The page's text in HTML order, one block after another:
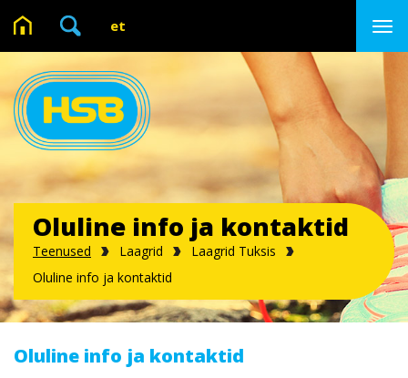
 et
Oluline info ja kontaktid
Teenused Laagrid
Laagrid Tuksis
Oluline info ja kontaktid
Oluline info ja kontaktid